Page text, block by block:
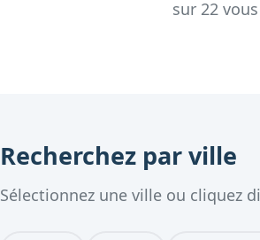
sur 22
Recherchez par ville
Sélectionnez une ville ou cliquez